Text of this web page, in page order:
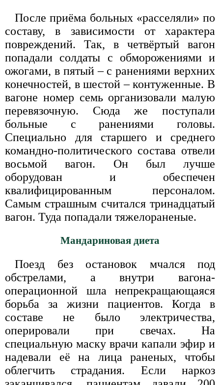
После приёма больных «расселяли» по
составу, в зависимости от характера
повреждений. Так, в четвёртый вагон
попадали солдаты с обморожениями и
ожогами, в пятый – с ранениями верхних
конечностей, в шестой – контуженные. В
вагоне номер семь организовали малую
перевязочную. Сюда же поступали
больные с ранениями головы.
Специально для старшего и среднего
командно-политического состава отвели
восьмой вагон. Он был лучше
оборудован и обеспечен
квалифицированным персоналом.
Самым страшным считался тринадцатый
вагон. Туда попадали тяжелораненые.
Мандариновая диета
Поезд без остановок мчался под
обстрелами, а внутри вагона-
операционной шла непрекращающаяся
борьба за жизни пациентов. Когда в
составе не было электричества,
оперировали при свечах. На
специальную маску врачи капали эфир и
надевали её на лица раненых, чтобы
облегчить страдания. Если наркоз